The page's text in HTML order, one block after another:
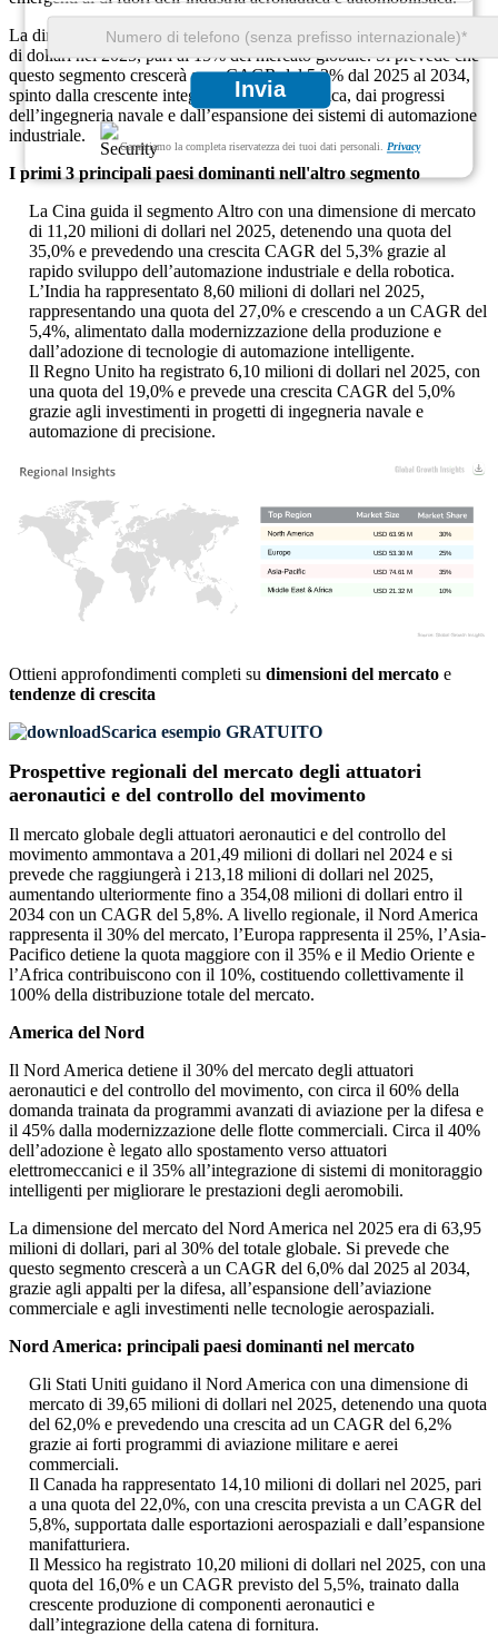
Invia
Garantiamo la completa riservatezza dei tuoi dati personali. Privacy
La dimensione del mercato di Altre applicazioni era di 32,00 milioni
di dollari nel 2025, pari al 15% del mercato globale. Si prevede che
questo segmento crescerà a un CAGR del 5,2% dal 2025 al 2034,
spinto dalla crescente integrazione della robotica, dai progressi
dell’ingegneria navale e dall’espansione dei sistemi di automazione
industriale.
I primi 3 principali paesi dominanti nell'altro segmento
La Cina guida il segmento Altro con una dimensione di mercato
di 11,20 milioni di dollari nel 2025, detenendo una quota del
35,0% e prevedendo una crescita CAGR del 5,3% grazie al
rapido sviluppo dell’automazione industriale e della robotica.
L’India ha rappresentato 8,60 milioni di dollari nel 2025,
rappresentando una quota del 27,0% e crescendo a un CAGR del
5,4%, alimentato dalla modernizzazione della produzione e
dall’adozione di tecnologie di automazione intelligente.
Il Regno Unito ha registrato 6,10 milioni di dollari nel 2025, con
una quota del 19,0% e prevede una crescita CAGR del 5,0%
grazie agli investimenti in progetti di ingegneria navale e
automazione di precisione.
10%
USD 21.32 M
35%
USD 74.61 M
25%
USD 53.30 M
30%
USD 63.95 M
Ottieni approfondimenti completi su dimensioni del mercato e
tendenze di crescita
Scarica esempio GRATUITO
Prospettive regionali del mercato degli attuatori
aeronautici e del controllo del movimento
Il mercato globale degli attuatori aeronautici e del controllo del
movimento ammontava a 201,49 milioni di dollari nel 2024 e si
prevede che raggiungerà i 213,18 milioni di dollari nel 2025,
aumentando ulteriormente fino a 354,08 milioni di dollari entro il
2034 con un CAGR del 5,8%. A livello regionale, il Nord America
rappresenta il 30% del mercato, l’Europa rappresenta il 25%, l’Asia-
Pacifico detiene la quota maggiore con il 35% e il Medio Oriente e
l’Africa contribuiscono con il 10%, costituendo collettivamente il
100% della distribuzione totale del mercato.
America del Nord
Il Nord America detiene il 30% del mercato degli attuatori
aeronautici e del controllo del movimento, con circa il 60% della
domanda trainata da programmi avanzati di aviazione per la difesa e
il 45% dalla modernizzazione delle flotte commerciali. Circa il 40%
dell’adozione è legato allo spostamento verso attuatori
elettromeccanici e il 35% all’integrazione di sistemi di monitoraggio
intelligenti per migliorare le prestazioni degli aeromobili.
La dimensione del mercato del Nord America nel 2025 era di 63,95
milioni di dollari, pari al 30% del totale globale. Si prevede che
questo segmento crescerà a un CAGR del 6,0% dal 2025 al 2034,
grazie agli appalti per la difesa, all’espansione dell’aviazione
commerciale e agli investimenti nelle tecnologie aerospaziali.
Nord America: principali paesi dominanti nel mercato
Gli Stati Uniti guidano il Nord America con una dimensione di
mercato di 39,65 milioni di dollari nel 2025, detenendo una quota
del 62,0% e prevedendo una crescita ad un CAGR del 6,2%
grazie ai forti programmi di aviazione militare e aerei
commerciali.
Il Canada ha rappresentato 14,10 milioni di dollari nel 2025, pari
a una quota del 22,0%, con una crescita prevista a un CAGR del
5,8%, supportata dalle esportazioni aerospaziali e dall’espansione
manifatturiera.
Il Messico ha registrato 10,20 milioni di dollari nel 2025, con una
quota del 16,0% e un CAGR previsto del 5,5%, trainato dalla
crescente produzione di componenti aeronautici e
dall’integrazione della catena di fornitura.